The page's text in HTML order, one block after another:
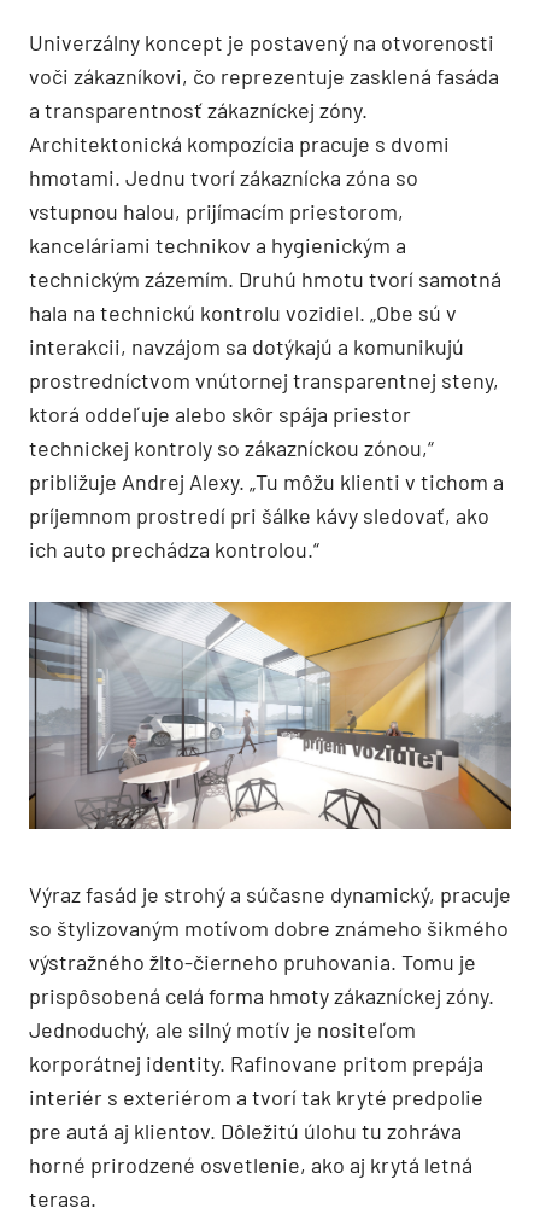
Univerzálny koncept je postavený na otvorenosti
voči zákazníkovi, čo reprezentuje zasklená fasáda
a transparentnosť zákazníckej zóny.
Architektonická kompozícia pracuje s dvomi
hmotami. Jednu tvorí zákaznícka zóna so
vstupnou halou, prijímacím priestorom,
kanceláriami technikov a hygienickým a
technickým zázemím. Druhú hmotu tvorí samotná
hala na technickú kontrolu vozidiel. „Obe sú v
interakcii, navzájom sa dotýkajú a komunikujú
prostredníctvom vnútornej transparentnej steny,
ktorá oddeľuje alebo skôr spája priestor
technickej kontroly so zákazníckou zónou,“
približuje Andrej Alexy. „Tu môžu klienti v tichom a
príjemnom prostredí pri šálke kávy sledovať, ako
ich auto prechádza kontrolou.“
Výraz fasád je strohý a súčasne dynamický, pracuje
so štylizovaným motívom dobre známeho šikmého
výstražného žlto-čierneho pruhovania. Tomu je
prispôsobená celá forma hmoty zákazníckej zóny.
Jednoduchý, ale silný motív je nositeľom
korporátnej identity. Rafinovane pritom prepája
interiér s exteriérom a tvorí tak kryté predpolie
pre autá aj klientov. Dôležitú úlohu tu zohráva
horné prirodzené osvetlenie, ako aj krytá letná
terasa.